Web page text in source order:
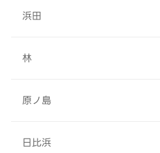
浜田
林
原ノ島
日比浜